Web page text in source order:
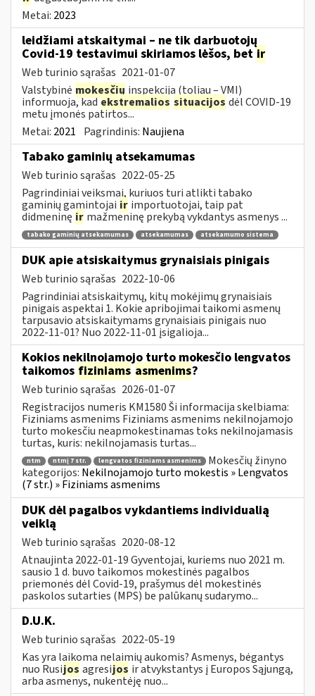
Metai: 2023
leidžiami atskaitymai – ne tik darbuotojų
Covid-19 testavimui skiriamos lėšos, bet ir
Web turinio sąrašas 2021-01-07
Valstybinė mokesčių inspekcija (toliau – VMI)
informuoja, kadekstremalios situacijos dėl COVID-19
metu įmonės patirtos...
Metai: 2021 Pagrindinis: Naujiena
Tabako gaminių atsekamumas
Web turinio sąrašas 2022-05-25
Pagrindiniai veiksmai, kuriuos turi atlikti tabako
gaminių gamintojai ir importuotojai, taip pat
didmeninę ir mažmeninę prekybą vykdantys asmenys ...
tabako gaminių atsekamumas atsekamumas atsekamumo sistema
DUK apie atsiskaitymus grynaisiais pinigais
Web turinio sąrašas 2022-10-06
Pagrindiniai atsiskaitymų, kitų mokėjimų grynaisiais
pinigais aspektai 1. Kokie apribojimai taikomi asmenų
tarpusavio atsiskaitymams grynaisiais pinigais nuo
2022-11-01? Nuo 2022-11-01 įsigalioja...
Kokios nekilnojamojo turto mokesčio lengvatos
taikomos fiziniams asmenims?
Web turinio sąrašas 2026-01-07
Registracijos numeris KM1580 Ši informacija skelbiama:
Fiziniams asmenims Fiziniams asmenims nekilnojamojo
turto mokesčiu neapmokestinamas toks nekilnojamasis
turtas, kuris: nekilnojamasis turtas...
ntm ntmį 7 str. lengvatos fiziniams asmenims
Mokesčių žinyno
kategorijos: Nekilnojamojo turto mokestis » Lengvatos
(7 str.) » Fiziniams asmenims
DUK dėl pagalbos vykdantiems individualią
veiklą
Web turinio sąrašas 2020-08-12
Atnaujinta 2022-01-19 Gyventojai, kuriems nuo 2021 m.
sausio 1 d. buvo taikomos mokestinės pagalbos
priemonės dėl Covid-19, prašymus dėl mokestinės
paskolos sutarties (MPS) be palūkanų sudarymo...
D.U.K.
Web turinio sąrašas 2022-05-19
Kas yra laikoma nelaimių aukomis? Asmenys, bėgantys
nuo Rusijos agresijos ir atvykstantys į Europos Sąjungą,
arba asmenys, nukentėję nuo...